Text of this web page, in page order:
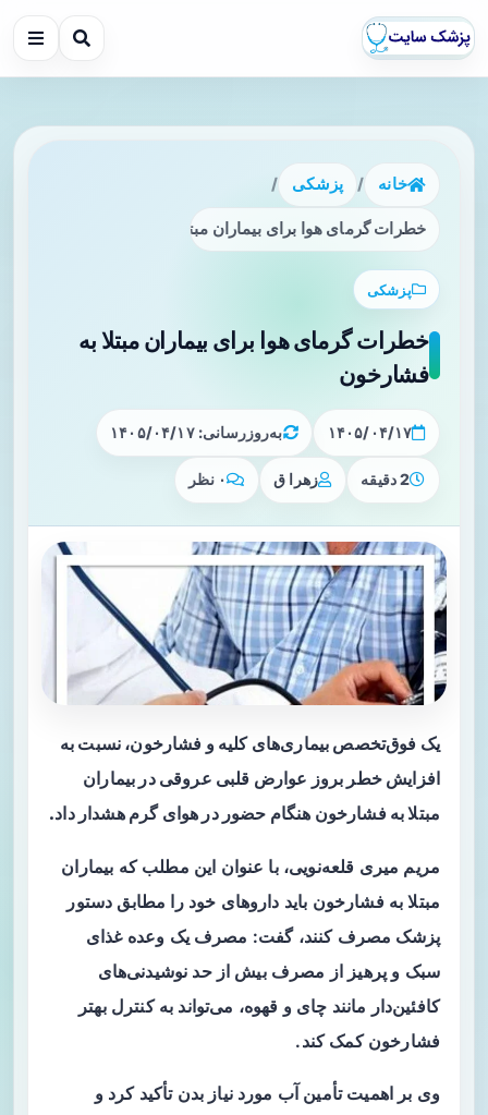
خانه / پزشکی /
خطرات گرمای هوا برای بیماران مبتلا به فشارخون
پزشکی
خطرات گرمای هوا برای بیماران مبتلا به
فشارخون
۱۴۰۵/۰۴/۱۷ به‌روزرسانی: ۱۴۰۵/۰۴/۱۷
2 دقیقه زهرا ق ۰ نظر
یک فوق‌تخصص بیماری‌های کلیه و فشارخون، نسبت به
افزایش خطر بروز عوارض قلبی‌ عروقی در بیماران
مبتلا به فشارخون هنگام حضور در هوای گرم هشدار داد.
مریم میری قلعه‌نویی، با عنوان این مطلب که بیماران
مبتلا به فشارخون باید داروهای خود را مطابق دستور
پزشک مصرف کنند، گفت: مصرف یک وعده غذای
سبک و پرهیز از مصرف بیش از حد نوشیدنی‌های
کافئین‌دار مانند چای و قهوه، می‌تواند به کنترل بهتر
فشارخون کمک کند.
وی بر اهمیت تأمین آب مورد نیاز بدن تأکید کرد و